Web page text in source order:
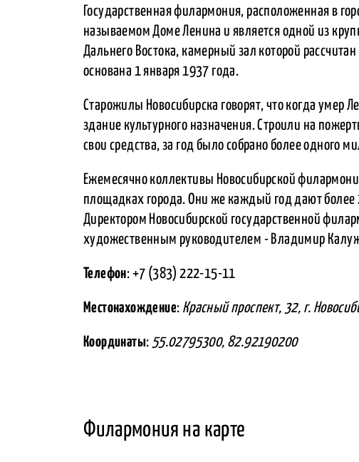
Государственная филармония, расположенная в
называемом Доме Ленина и является одной из
Дальнего Востока, камерный зал которой
основана 1 января 1937 года.
Старожилы Новосибирска говорят, что когда умер
здание культурного назначения. Строили на
свои средства, за год было собрано более одного
Ежемесячно коллективы Новосибирской
площадках города. Они же каждый год дают более
Директором Новосибирской государственной
художественным руководителем - Владимир
Телефон: +7 (383) 222-15-11
Местонахождение: Красный проспект, 32, г.
Координаты: 55.02795300, 82.92190200
Филармония на карте